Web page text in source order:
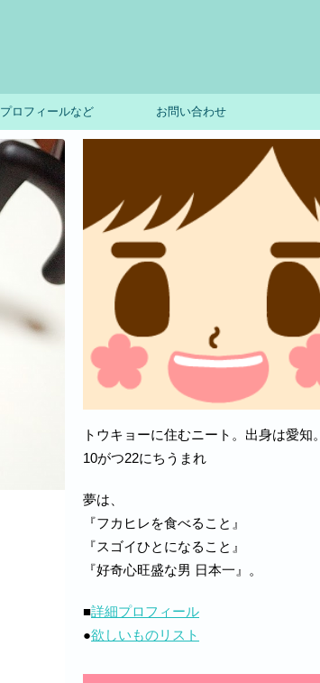
プロフィールなど お問い合わせ
トウキョーに住むニート。出身は愛知。
10がつ22にちうまれ
夢は、
『フカヒレを食べること』
『スゴイひとになること』
『好奇心旺盛な男 日本一』。
■詳細プロフィール
●欲しいものリスト